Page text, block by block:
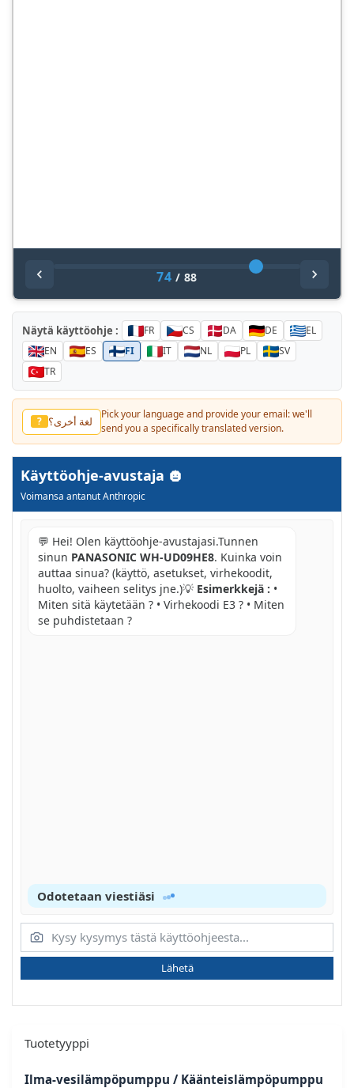
74 / 88
Näytä käyttöohje : FR CS DA DE
EL
EN
ES FI IT NL PL
SV
TR
? لغة أخرى؟
Pick your language and provide your email: we'll
send you a specifically translated version.
Käyttöohje-avustaja
Voimansa antanut Anthropic
💬 Hei! Olen käyttöohje-avustajasi.Tunnen
sinun PANASONIC WH-UD09HE8. Kuinka voin
auttaa sinua? (käyttö, asetukset, virhekoodit,
huolto, vaiheen selitys jne.)💡 Esimerkkejä : •
Miten sitä käytetään ? • Virhekoodi E3 ? • Miten
se puhdistetaan ?
Odotetaan viestiäsi
Lähetä
Tuotetyyppi
Ilma-vesilämpöpumppu / Käänteislämpöpumppu